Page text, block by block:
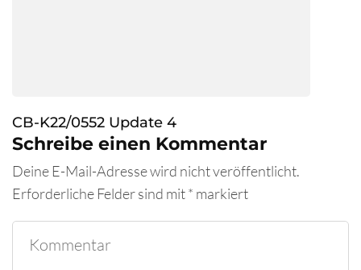
CB-K22/0552 Update 4
Schreibe einen Kommentar
Deine E-Mail-Adresse wird nicht veröffentlicht.
Erforderliche Felder sind mit* markiert